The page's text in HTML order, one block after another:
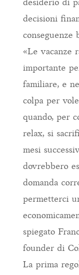
desiderio di
decisioni
«Le vacanze
importante
familiare, e
colpa per
quando, per
relax, si
mesi
dovrebbero
domanda
permetterci
spiegato
founder di
La prima